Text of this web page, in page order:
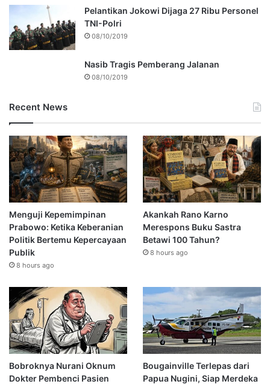
Pelantikan Jokowi Dijaga 27 Ribu Personel
TNI-Polri
08/10/2019
Nasib Tragis Pemberang Jalanan
08/10/2019
Recent News
Menguji Kepemimpinan
Prabowo: Ketika Keberanian
Politik Bertemu Kepercayaan
Publik
8 hours ago
Akankah Rano Karno
Merespons Buku Sastra
Betawi 100 Tahun?
8 hours ago
Bobroknya Nurani Oknum
Dokter Pembenci Pasien
Bougainville Terlepas dari
Papua Nugini, Siap Merdeka